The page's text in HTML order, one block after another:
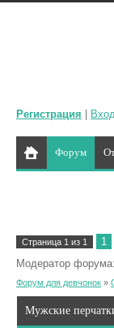
Регистрация
Форум
Страница 1 из 1
1
Модератор форума:
Форум для девчонок »
Мужские